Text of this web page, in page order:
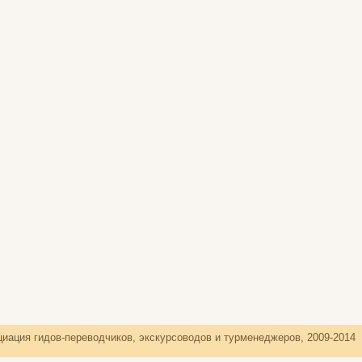
гидов-переводчиков, экскурсоводов и турменеджеров, 2009-2014